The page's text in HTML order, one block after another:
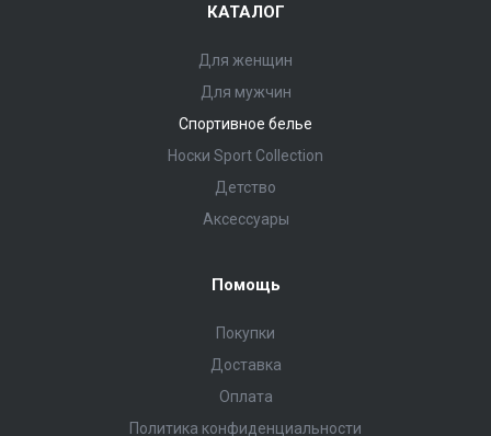
КАТАЛОГ
Для женщин
Для мужчин
Спортивное белье
Носки Sport Collection
Детство
Аксессуары
Помощь
Покупки
Доставка
Оплата
Политика конфиденциальности